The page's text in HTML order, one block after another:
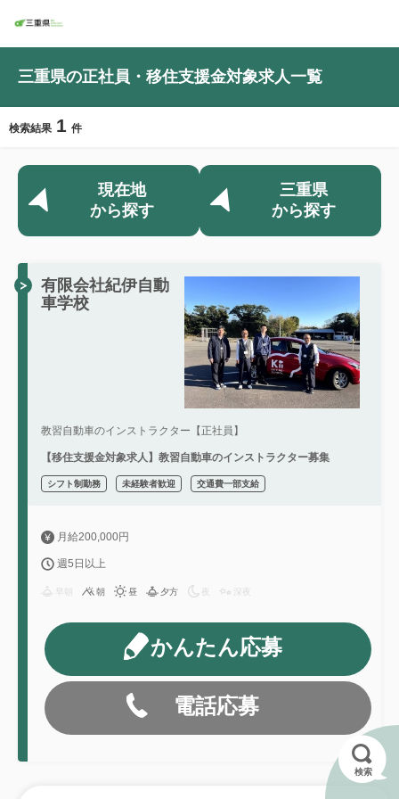
三重県の正社員・移住支援金対象求人一覧
検索結果 1 件
現在地
から探す
三重県
から探す
有限会社紀伊自動
車学校
教習自動車のインストラクター【正社員】
【移住支援金対象求人】教習自動車のインストラクター募集
シフト制勤務 未経験者歓迎 交通費一部支給
月給200,000円
週5日以上
朝 昼 夕方 夜 深夜
かんたん応募
電話応募
検索